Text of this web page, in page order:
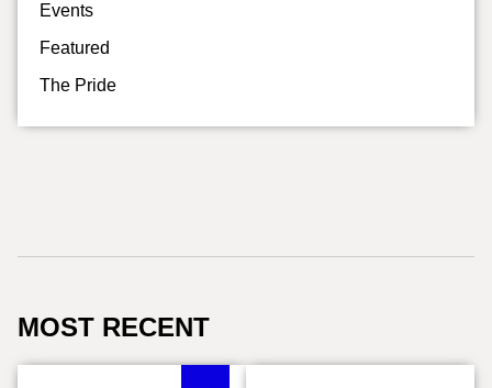
Events
Featured
The Pride
MOST RECENT